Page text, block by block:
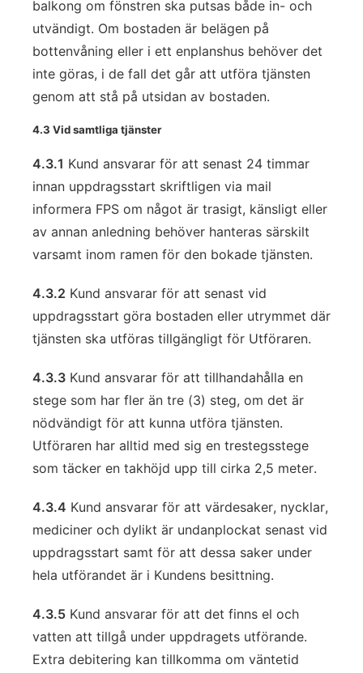
balkong om fönstren ska putsas både in- och
utvändigt. Om bostaden är belägen på
bottenvåning eller i ett enplanshus behöver det
inte göras, i de fall det går att utföra tjänsten
genom att stå på utsidan av bostaden.
4.3 Vid samtliga tjänster
4.3.1 Kund ansvarar för att senast 24 timmar
innan uppdragsstart skriftligen via mail
informera FPS om något är trasigt, känsligt eller
av annan anledning behöver hanteras särskilt
varsamt inom ramen för den bokade tjänsten.
4.3.2 Kund ansvarar för att senast vid
uppdragsstart göra bostaden eller utrymmet där
tjänsten ska utföras tillgängligt för Utföraren.
4.3.3 Kund ansvarar för att tillhandahålla en
stege som har fler än tre (3) steg, om det är
nödvändigt för att kunna utföra tjänsten.
Utföraren har alltid med sig en trestegsstege
som täcker en takhöjd upp till cirka 2,5 meter.
4.3.4 Kund ansvarar för att värdesaker, nycklar,
mediciner och dylikt är undanplockat senast vid
uppdragsstart samt för att dessa saker under
hela utförandet är i Kundens besittning.
4.3.5 Kund ansvarar för att det finns el och
vatten att tillgå under uppdragets utförande.
Extra debitering kan tillkomma om väntetid